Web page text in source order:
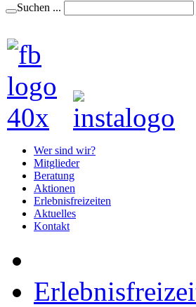
Suchen ...
Wer sind wir?
Mitglieder
Beratung
Aktionen
Erlebnisfreizeiten
Aktuelles
Kontakt